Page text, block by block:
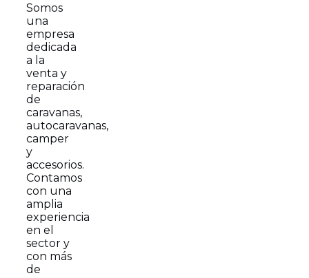
Somos
una
empresa
dedicada
a la
venta y
reparación
de
caravanas,
autocaravanas,
camper
y
accesorios.
Contamos
con una
amplia
experiencia
en el
sector y
con más
de